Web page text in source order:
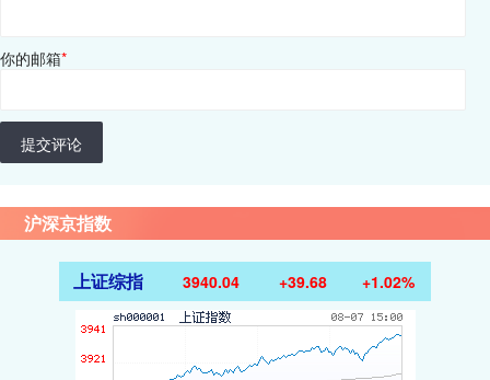
你的邮箱*
提交评论
沪深京指数
上证综指 3940.04 +39.68 +1.02%